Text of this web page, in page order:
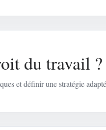
du travail ?
et définir une stratégie